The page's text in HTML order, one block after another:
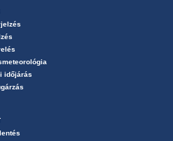
időjárás